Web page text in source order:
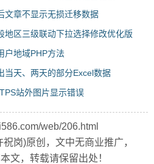
文章不显示无损迁移数据
地区三级联动下拉选择修改优化版
户地域PHP方法
当天、两天的部分Excel数据
站外图片显示错误
web/206.html
岗)原创，文中无商业推广，
文，转载请保留出处！